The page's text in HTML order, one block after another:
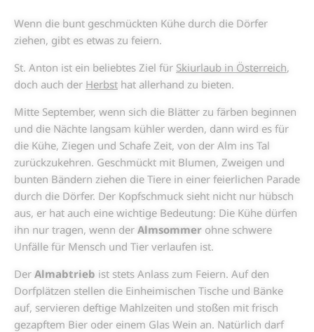
Wenn die bunt geschmückten Kühe durch die Dörfer
ziehen, gibt es etwas zu feiern.
St. Anton ist ein beliebtes Ziel für Skiurlaub in Österreich,
doch auch der Herbst hat allerhand zu bieten.
Mitte September, wenn sich die Blätter zu färben beginnen
und die Nächte langsam kühler werden, dann wird es für
die Kühe, Ziegen und Schafe Zeit, von der Alm ins Tal
zurückzukehren. Geschmückt mit Blumen, Zweigen und
bunten Bändern ziehen die Tiere in einer feierlichen Parade
durch die Dörfer. Der Kopfschmuck sieht nicht nur hübsch
aus, er hat auch eine wichtige Bedeutung: Die Kühe dürfen
ihn nur tragen, wenn der Almsommer ohne schwere
Unfälle für Mensch und Tier verlaufen ist.
Der Almabtrieb ist stets Anlass zum Feiern. Auf den
Dorfplätzen stellen die Einheimischen Tische und Bänke
auf, servieren deftige Mahlzeiten und stoßen mit frisch
gezapftem Bier oder einem Glas Wein an. Natürlich darf